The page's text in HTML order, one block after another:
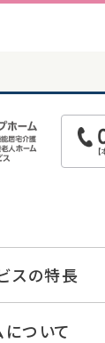
スの特長
ついて